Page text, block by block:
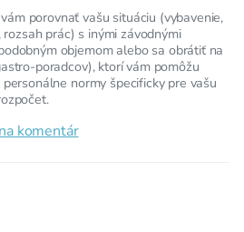
porovnať vašu situáciu (vybavenie,
prác) s inými závodnými
objemom alebo sa obrátiť na
poradcov), ktorí vám pomôžu
normy špecificky pre vašu
komentár